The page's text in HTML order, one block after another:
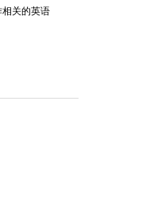
关的英语